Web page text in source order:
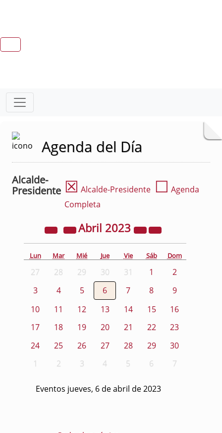
Agenda del Día
Alcalde-
Presidente ☒ Alcalde-Presidente ☐ Agenda
Completa
Abril 2023
Lun Mar Mié Jue Vie Sáb Dom
27 28 29 30 31 1
2
3
4 5 6 7 8
9
10
11 12 13 14 15
16
17
18 19 20 21 22
23
24
25 26 27 28 29
30
1
2 3 4 5 6 7
Eventos jueves, 6 de abril de 2023